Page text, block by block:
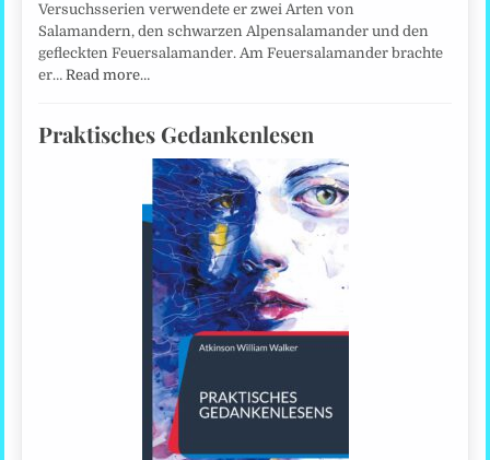
Versuchsserien verwendete er zwei Arten von
Salamandern, den schwarzen Alpensalamander und den
gefleckten Feuersalamander. Am Feuersalamander brachte
er…Read more…
Praktisches Gedankenlesen